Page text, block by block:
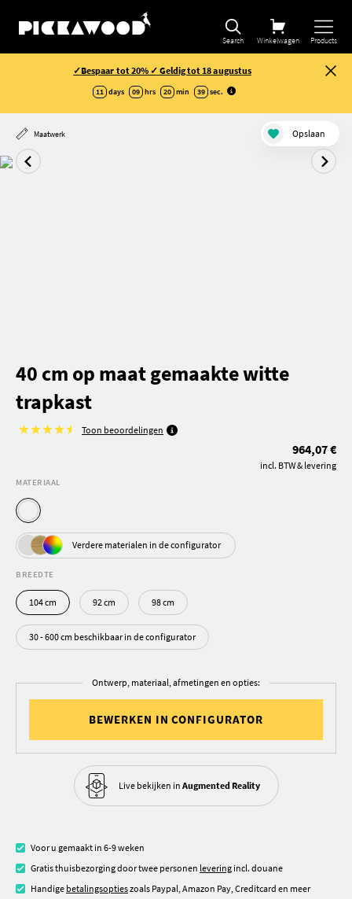
Search Winkelwagen Products
✓Bespaar tot 20% ✓ Geldig tot 18 augustus
11 days 09 hrs 20 min 39 sec.
Maatwerk Opslaan
40 cm op maat gemaakte witte
trapkast
Toon beoordelingen
964,07 €
incl. BTW & levering
MATERIAAL
Verdere materialen in de configurator
BREEDTE
104 cm 92 cm 98 cm
30 - 600 cm beschikbaar in de configurator
Ontwerp, materiaal, afmetingen en opties:
BEWERKEN IN CONFIGURATOR
Live bekijken in Augmented Reality
Voor u gemaakt in 6-9 weken
Gratis thuisbezorging door twee personen levering incl. douane
Handige betalingsoptieszoals Paypal, Amazon Pay, Creditcard en meer